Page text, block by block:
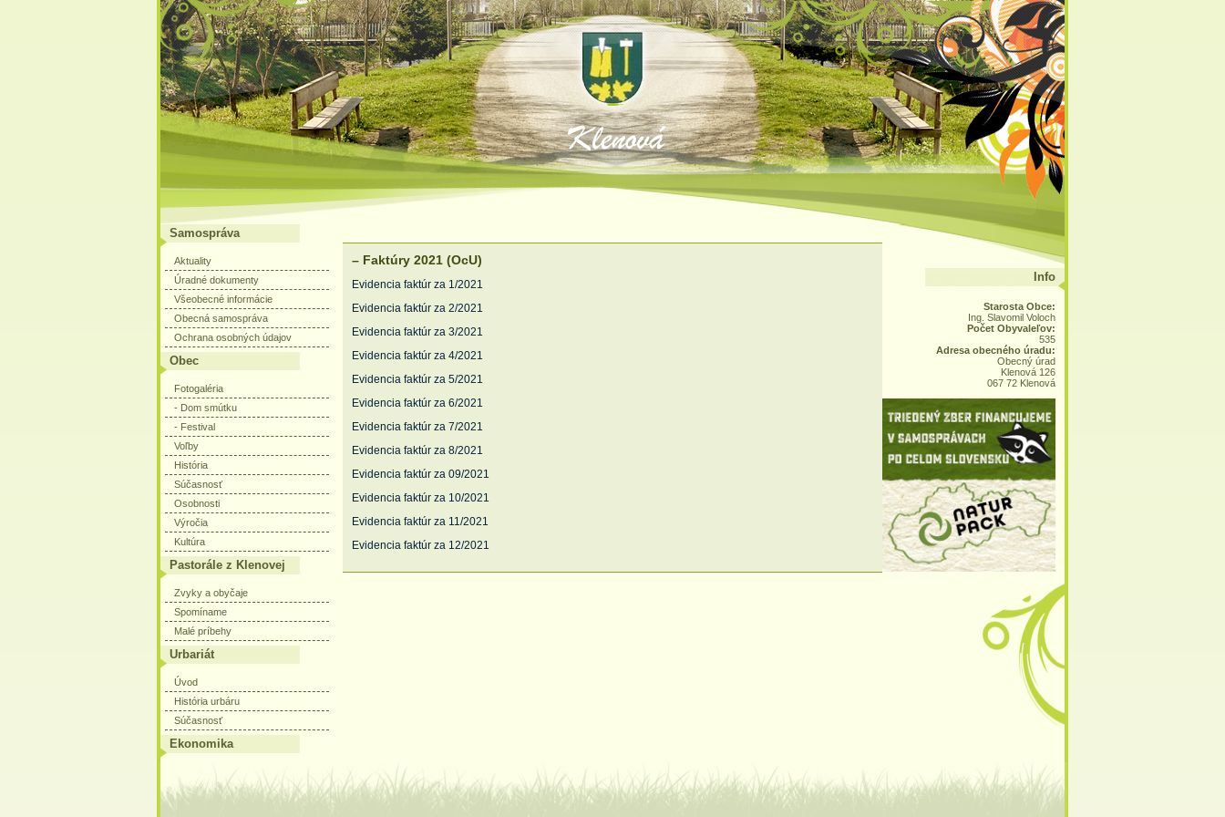
Samospráva
Aktuality
Úradné dokumenty
Všeobecné informácie
Obecná samospráva
Ochrana osobných údajov
Obec
Fotogaléria
- Dom smútku
- Festival
Voľby
História
Súčasnosť
Osobnosti
Výročia
Kultúra
Pastorále z Klenovej
Zvyky a obyčaje
Spomíname
Malé príbehy
Urbariát
Úvod
História urbáru
Súčasnosť
Ekonomika
– Faktúry 2021 (OcU)
Evidencia faktúr za 1/2021
Evidencia faktúr za 2/2021
Evidencia faktúr za 3/2021
Evidencia faktúr za 4/2021
Evidencia faktúr za 5/2021
Evidencia faktúr za 6/2021
Evidencia faktúr za 7/2021
Evidencia faktúr za 8/2021
Evidencia faktúr za 09/2021
Evidencia faktúr za 10/2021
Evidencia faktúr za 11/2021
Evidencia faktúr za 12/2021
Info
Starosta Obce:
Ing. Slavomil Voloch
Počet Obyvaleľov:
535
Adresa obecného úradu:
Obecný úrad
Klenová 126
067 72 Klenová